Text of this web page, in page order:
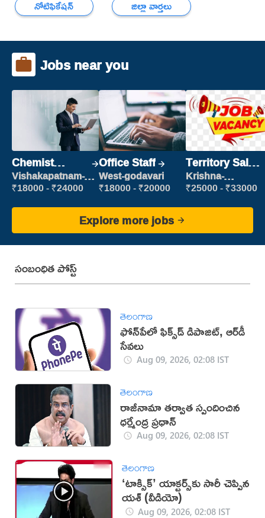
నోటిఫికేషన్ జిల్లా వార్తలు
Jobs near you
Chemist
Production
Executive
Vishakapatnam-
new
₹18000 - ₹24000
Office Staff
West-godavari
₹18000 - ₹20000
Territory Sales
Manager
Krishna-
vijayawada
₹25000 - ₹33000
Explore more jobs
సంబంధిత పోస్ట్
తెలంగాణ
ఫోన్‌పేలో ఫిక్స్‌డ్‌ డిపాజిట్, ఆర్‌డీ
సేవలు
Aug 09, 2026, 02:08 IST
తెలంగాణ
రాజీనామా తర్వాత స్పందించిన
ధర్మేంద్ర ప్రధాన్‌
Aug 09, 2026, 02:08 IST
తెలంగాణ
‘టాక్సిక్’ యాక్టర్స్‌కు సారీ చెప్పిన
యశ్ (వీడియో)
Aug 09, 2026, 02:08 IST